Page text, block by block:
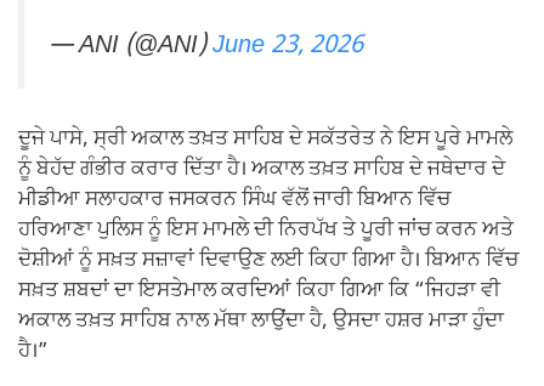
— ANI (@ANI)June 23, 2026
ਦੂਜੇ ਪਾਸੇ, ਸ੍ਰੀ ਅਕਾਲ ਤਖ਼ਤ ਸਾਹਿਬ ਦੇ ਸਕੱਤਰੇਤ ਨੇ ਇਸ ਪੂਰੇ ਮਾਮਲੇ
ਨੂੰ ਬੇਹੱਦ ਗੰਭੀਰ ਕਰਾਰ ਦਿੱਤਾ ਹੈ। ਅਕਾਲ ਤਖ਼ਤ ਸਾਹਿਬ ਦੇ ਜਥੇਦਾਰ ਦੇ
ਮੀਡੀਆ ਸਲਾਹਕਾਰ ਜਸਕਰਨ ਸਿੰਘ ਵੱਲੋਂ ਜਾਰੀ ਬਿਆਨ ਵਿੱਚ
ਹਰਿਆਣਾ ਪੁਲਿਸ ਨੂੰ ਇਸ ਮਾਮਲੇ ਦੀ ਨਿਰਪੱਖ ਤੇ ਪੂਰੀ ਜਾਂਚ ਕਰਨ ਅਤੇ
ਦੋਸ਼ੀਆਂ ਨੂੰ ਸਖ਼ਤ ਸਜ਼ਾਵਾਂ ਦਿਵਾਉਣ ਲਈ ਕਿਹਾ ਗਿਆ ਹੈ। ਬਿਆਨ ਵਿੱਚ
ਸਖ਼ਤ ਸ਼ਬਦਾਂ ਦਾ ਇਸਤੇਮਾਲ ਕਰਦਿਆਂ ਕਿਹਾ ਗਿਆ ਕਿ “ਜਿਹੜਾ ਵੀ
ਅਕਾਲ ਤਖ਼ਤ ਸਾਹਿਬ ਨਾਲ ਮੱਥਾ ਲਾਉਂਦਾ ਹੈ, ਉਸਦਾ ਹਸ਼ਰ ਮਾੜਾ ਹੁੰਦਾ
ਹੈ।”